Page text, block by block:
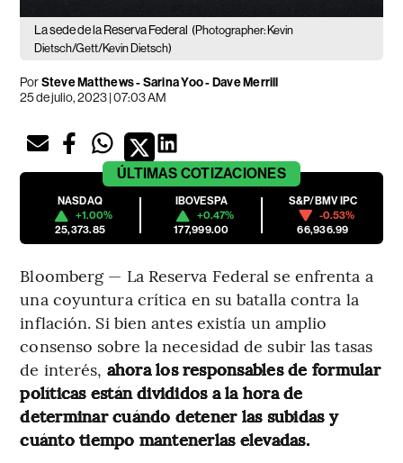
La sede de la Reserva Federal (Photographer: Kevin
Dietsch/Gett/Kevin Dietsch)
PorSteve Matthews - Sarina Yoo - Dave Merrill
25 de julio, 2023 | 07:03 AM
ÚLTIMAS COTIZACIONES
NASDAQ
+1.00%
25,373.85
IBOVESPA
+0.47%
177,999.00
S&P/BMV IPC
-0.53%
66,936.99
Bloomberg — La Reserva Federal se enfrenta a
una coyuntura crítica en su batalla contra la
inflación. Si bien antes existía un amplio
consenso sobre la necesidad de subir las tasas
de interés, ahora los responsables de formular
políticas están divididos a la hora de
determinar cuándo detener las subidas y
cuánto tiempo mantenerlas elevadas.